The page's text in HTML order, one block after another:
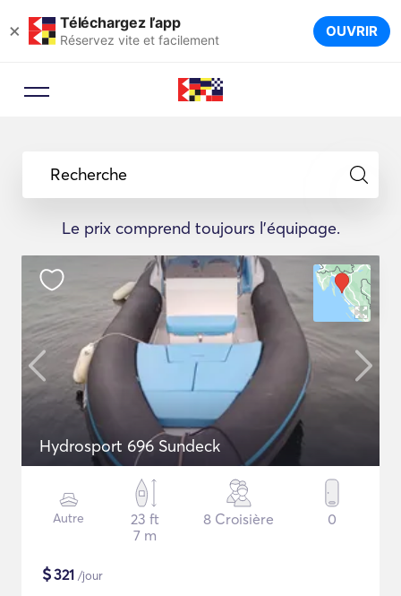
× Téléchargez l’app
Réservez vite et facilement OUVRIR
Recherche
Le prix comprend toujours l'équipage.
Hydrosport 696 Sundeck
Autre
23 ft
7 m
8 Croisière 0
$321 /jour